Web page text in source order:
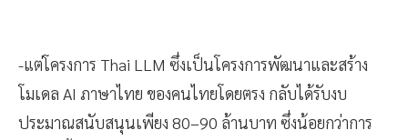
-แต่โครงการ Thai LLM ซึ่งเป็นโครงการพัฒนาและสร้าง
โมเดล AI ภาษาไทย ของคนไทยโดยตรง กลับได้รับงบ
ประมาณสนับสนุนเพียง 80–90 ล้านบาท ซึ่งน้อยกว่าการ